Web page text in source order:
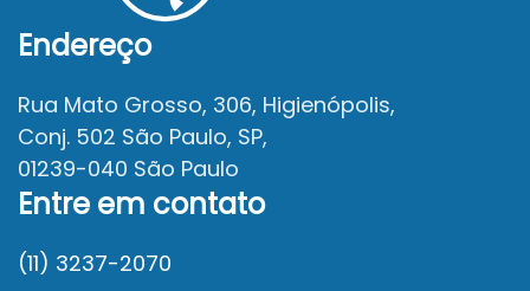
Endereço
Rua Mato Grosso, 306, Higienópolis,
Conj. 502 São Paulo, SP,
01239-040 São Paulo
Entre em contato
(11) 3237-2070